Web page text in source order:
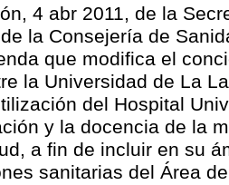
4 abr 2011, de la
la Consejería de
que modifica el
la Universidad de La
del Hospital
y la docencia de la
a fin de incluir en su
sanitarias del Área